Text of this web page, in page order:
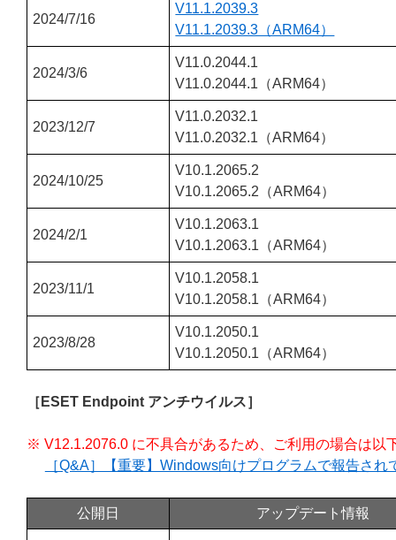
2024/7/16
V11.1.2039.3
V11.1.2039.3（ARM64）
2024/3/6
V11.0.2044.1
V11.0.2044.1（ARM64）
2023/12/7
V11.0.2032.1
V11.0.2032.1（ARM64）
2024/10/25
V10.1.2065.2
V10.1.2065.2（ARM64）
2024/2/1
V10.1.2063.1
V10.1.2063.1（ARM64）
2023/11/1
V10.1.2058.1
V10.1.2058.1（ARM64）
2023/8/28
V10.1.2050.1
V10.1.2050.1（ARM64）
［ESET Endpoint アンチウイルス］
※ V12.1.2076.0 に不具合があるため、ご利用の場合は以
［Q&A］【重要】Windows向けプログラムで報告さ
公開日 アップデート情報